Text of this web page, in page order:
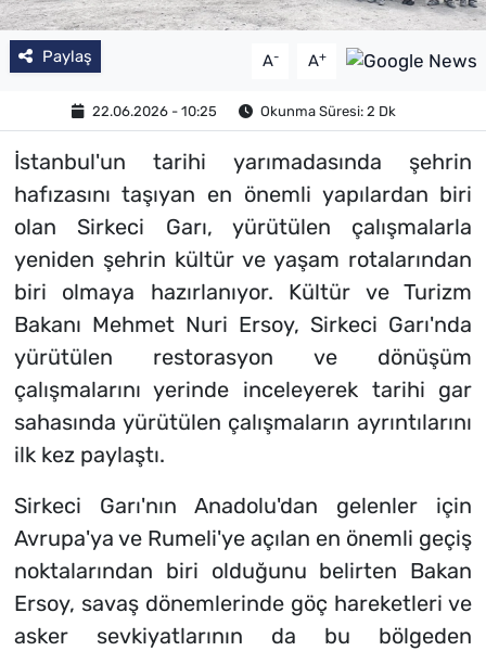
Paylaş A- A+
22.06.2026 - 10:25 Okunma Süresi: 2 Dk
İstanbul'un tarihi yarımadasında şehrin
hafızasını taşıyan en önemli yapılardan biri
olan Sirkeci Garı, yürütülen çalışmalarla
yeniden şehrin kültür ve yaşam rotalarından
biri olmaya hazırlanıyor. Kültür ve Turizm
Bakanı Mehmet Nuri Ersoy, Sirkeci Garı'nda
yürütülen restorasyon ve dönüşüm
çalışmalarını yerinde inceleyerek tarihi gar
sahasında yürütülen çalışmaların ayrıntılarını
ilk kez paylaştı.
Sirkeci Garı'nın Anadolu'dan gelenler için
Avrupa'ya ve Rumeli'ye açılan en önemli geçiş
noktalarından biri olduğunu belirten Bakan
Ersoy, savaş dönemlerinde göç hareketleri ve
asker sevkiyatlarının da bu bölgeden